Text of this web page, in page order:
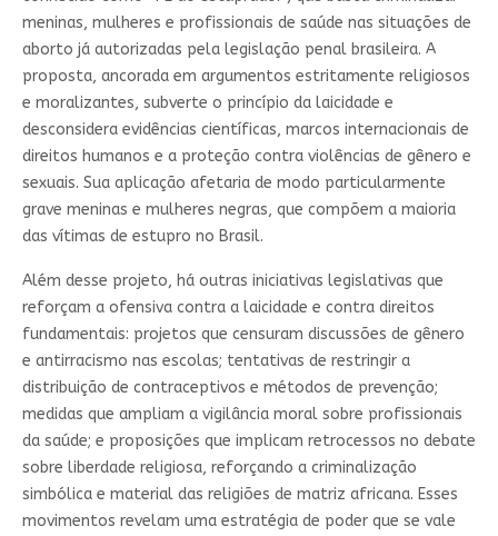
meninas, mulheres e profissionais de saúde nas situações de
aborto já autorizadas pela legislação penal brasileira. A
proposta, ancorada em argumentos estritamente religiosos
e moralizantes, subverte o princípio da laicidade e
desconsidera evidências científicas, marcos internacionais de
direitos humanos e a proteção contra violências de gênero e
sexuais. Sua aplicação afetaria de modo particularmente
grave meninas e mulheres negras, que compõem a maioria
das vítimas de estupro no Brasil.
Além desse projeto, há outras iniciativas legislativas que
reforçam a ofensiva contra a laicidade e contra direitos
fundamentais: projetos que censuram discussões de gênero
e antirracismo nas escolas; tentativas de restringir a
distribuição de contraceptivos e métodos de prevenção;
medidas que ampliam a vigilância moral sobre profissionais
da saúde; e proposições que implicam retrocessos no debate
sobre liberdade religiosa, reforçando a criminalização
simbólica e material das religiões de matriz africana. Esses
movimentos revelam uma estratégia de poder que se vale